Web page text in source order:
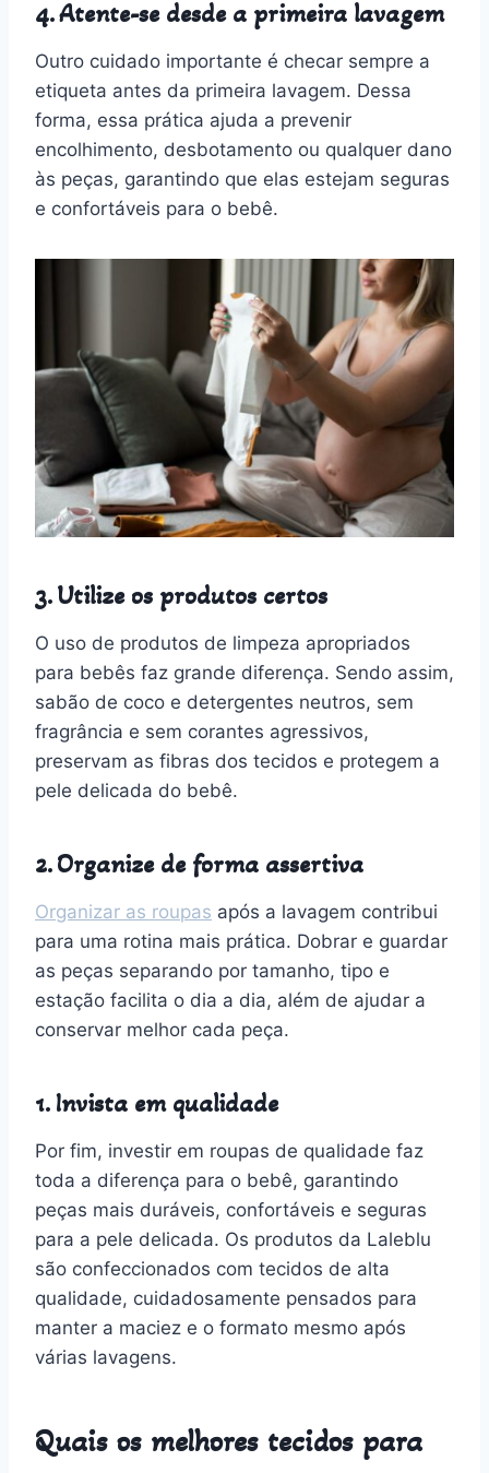
4. Atente-se desde a primeira lavagem
Outro cuidado importante é checar sempre a
etiqueta antes da primeira lavagem. Dessa
forma, essa prática ajuda a prevenir
encolhimento, desbotamento ou qualquer dano
às peças, garantindo que elas estejam seguras
e confortáveis para o bebê.
3. Utilize os produtos certos
O uso de produtos de limpeza apropriados
para bebês faz grande diferença. Sendo assim,
sabão de coco e detergentes neutros, sem
fragrância e sem corantes agressivos,
preservam as fibras dos tecidos e protegem a
pele delicada do bebê.
2. Organize de forma assertiva
Organizar as roupas após a lavagem contribui
para uma rotina mais prática. Dobrar e guardar
as peças separando por tamanho, tipo e
estação facilita o dia a dia, além de ajudar a
conservar melhor cada peça.
1. Invista em qualidade
Por fim, investir em roupas de qualidade faz
toda a diferença para o bebê, garantindo
peças mais duráveis, confortáveis e seguras
para a pele delicada. Os produtos da Laleblu
são confeccionados com tecidos de alta
qualidade, cuidadosamente pensados para
manter a maciez e o formato mesmo após
várias lavagens.
Quais os melhores tecidos para